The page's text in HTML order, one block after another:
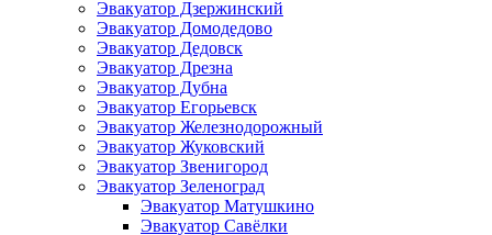
Эвакуатор Дзержинский
Эвакуатор Домодедово
Эвакуатор Дедовск
Эвакуатор Дрезна
Эвакуатор Дубна
Эвакуатор Егорьевск
Эвакуатор Железнодорожный
Эвакуатор Жуковский
Эвакуатор Звенигород
Эвакуатор Зеленоград
Эвакуатор Матушкино
Эвакуатор Савёлки